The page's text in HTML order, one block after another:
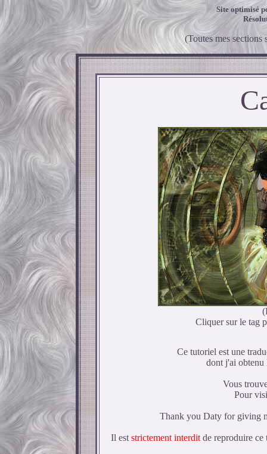
Site optimisé
(Toutes mes sections
Cliquer sur le tag
Ce tutoriel est une
dont j'ai obtenu
Vous
Pour
Thank you Daty for giving
Il est strictement interditde reproduire ce